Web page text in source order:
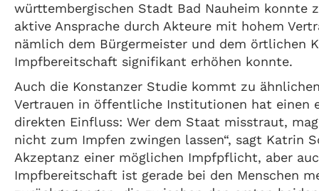
württembergischen Stadt Bad Nauheim konnte
aktive Ansprache durch Akteure mit hohem
nämlich dem Bürgermeister und dem örtlichen
Impfbereitschaft signifikant erhöhen konnte.
Auch die Konstanzer Studie kommt zu ähnlichen
Vertrauen in öffentliche Institutionen hat einen
direkten Einfluss: Wer dem Staat misstraut,
nicht zum Impfen zwingen lassen“, sagt Katrin
Akzeptanz einer möglichen Impfpflicht, aber
Impfbereitschaft ist gerade bei den Menschen